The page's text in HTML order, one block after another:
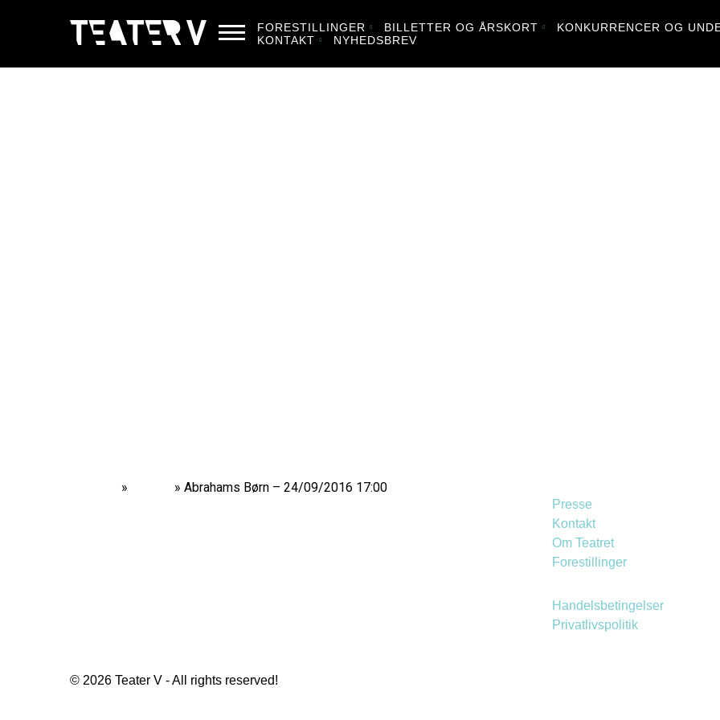
FORESTILLINGER BILLETTER OG ÅRSKORT KONKURRENCER OG
KONTAKT
NYHEDSBREV
» » Abrahams Børn – 24/09/2016 17:00
Presse
Kontakt
Om Teatret
Forestillinger
Handelsbetingelser
Privatlivspolitik
© 2026 Teater V - All rights reserved!